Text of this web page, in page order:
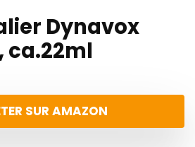
Dynavox
SUR AMAZON